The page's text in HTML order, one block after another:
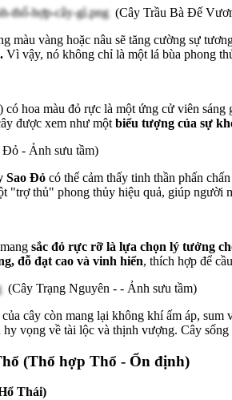
(Cây Trầu Bà Đế
màu vàng hoặc nâu sẽ tăng cường sự
Vì vậy, nó không chỉ là một lá bùa phong
có hoa màu đỏ rực là một ứng cử viên
được xem như một biểu tượng của sự
- Ảnh sưu tầm)
Sao Đỏ có thể cảm thấy tinh thần phấn
"trợ thủ" phong thủy hiệu quả, giúp người
sắc đỏ rực rỡ là lựa chọn lý tưởng
đỗ đạt cao và vinh hiển, thích hợp để
(Cây Trạng Nguyên - - Ảnh sưu tầm)
cây còn mang lại không khí ấm áp, sum
vọng về tài lộc và thịnh vượng. Cây
(Thổ hợp Thổ - Ổn định)
Thái)